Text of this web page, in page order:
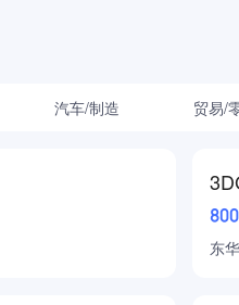
汽车/制造 贸易/
东